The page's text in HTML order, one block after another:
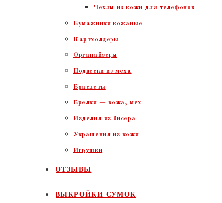
Чехлы из кожи для телефонов
Бумажники кожаные
Картхолдеры
Органайзеры
Подвески из меха
Браслеты
Брелки — кожа, мех
Изделия из бисера
Украшения из кожи
Игрушки
ОТЗЫВЫ
ВЫКРОЙКИ СУМОК